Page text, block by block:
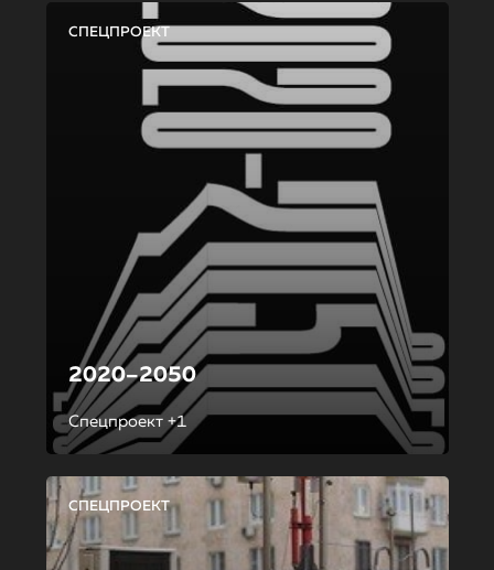
СПЕЦПРОЕКТ
2020–2050
Спецпроект +1
СПЕЦПРОЕКТ